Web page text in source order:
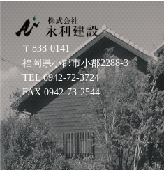
〒838-0141
福岡県小郡市小郡2288-3
TEL0942-72-3724
FAX 0942-73-2544